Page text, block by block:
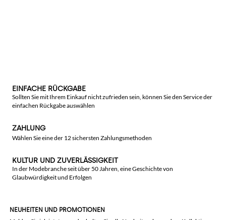
EINFACHE RÜCKGABE
Sollten Sie mit Ihrem Einkauf nicht zufrieden sein, können Sie den Service der
einfachen Rückgabe auswählen
ZAHLUNG
Wählen Sie eine der 12 sichersten Zahlungsmethoden
KULTUR UND ZUVERLÄSSIGKEIT
In der Modebranche seit über 50 Jahren, eine Geschichte von
Glaubwürdigkeit und Erfolgen
NEUHEITEN UND PROMOTIONEN